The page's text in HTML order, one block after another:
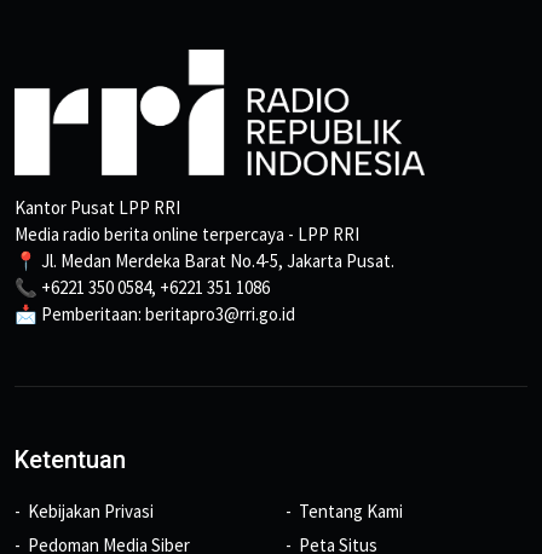
Kantor Pusat LPP RRI
Media radio berita online terpercaya - LPP RRI
📍 Jl. Medan Merdeka Barat No.4-5, Jakarta Pusat.
📞 +6221 350 0584, +6221 351 1086
📩 Pemberitaan: beritapro3@rri.go.id
Ketentuan
Kebijakan Privasi
Pedoman Media Siber
Tentang Kami
Peta Situs